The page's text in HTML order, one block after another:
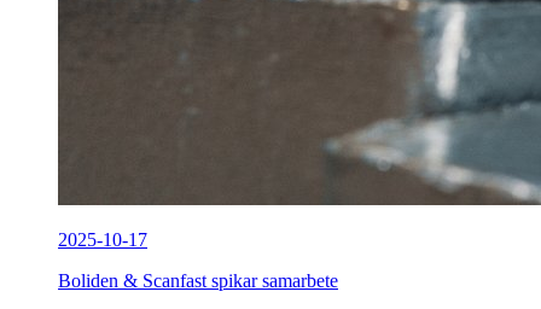
2025-10-17
Boliden & Scanfast spikar samarbete